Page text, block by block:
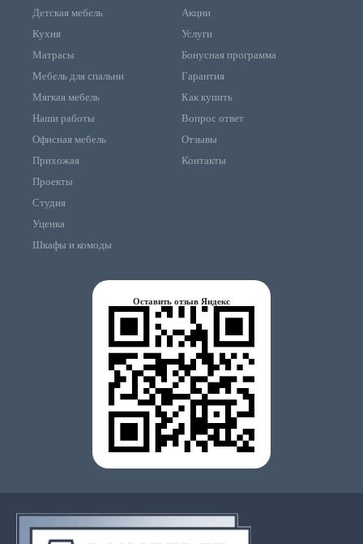
Детская мебель
Кухня
Матрасы
Мебель для спальни
Мягкая мебель
Наши работы
Офисная мебель
Прихожая
Проекты
Студия
Уценка
Шкафы и комоды
Акции
Услуги
Бонусная программа
Гарантия
Как купить
Вопрос ответ
Отзывы
Контакты
Оставить отзыв Яндекс